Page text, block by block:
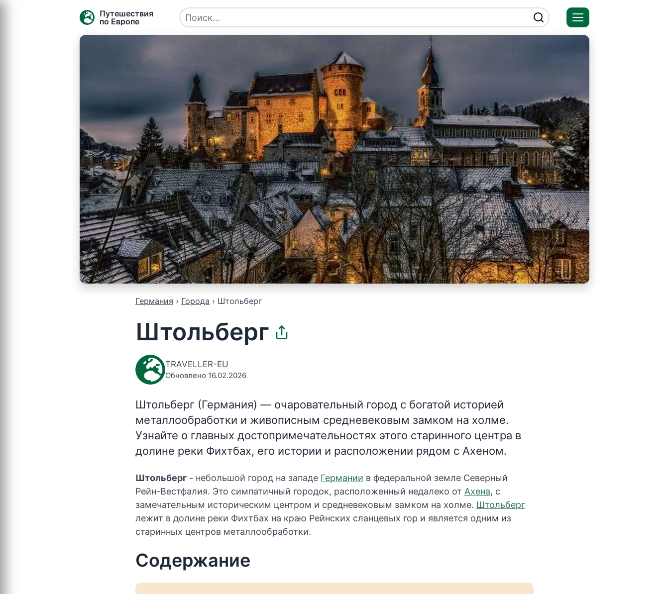
Путешествия
по Европе
Открыть
меню
Германия Города Штольберг
Штольберг
TRAVELLER-EU
Обновлено 16.02.2026
Штольберг (Германия) — очаровательный город с богатой историей
металлообработки и живописным средневековым замком на холме.
Узнайте о главных достопримечательностях этого старинного центра в
долине реки Фихтбах, его истории и расположении рядом с Ахеном.
Штольберг - небольшой город на западе Германии в федеральной земле Северный
Рейн-Вестфалия. Это симпатичный городок, расположенный недалеко от Ахена, с
замечательным историческим центром и средневековым замком на холме. Штольберг
лежит в долине реки Фихтбах на краю Рейнских сланцевых гор и является одним из
старинных центров металлообработки.
Содержание